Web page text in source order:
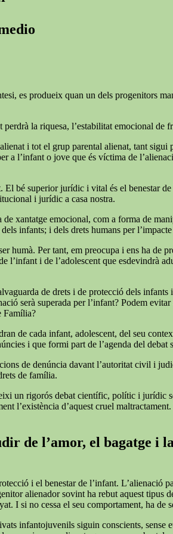
es produeix quan un dels progenitors
la riquesa, l’estabilitat emocional
i tot el grup parental alienat, tant
a l’infant o jove que és víctima de
bé superior jurídic i vital és el benestar
i jurídic a casa nostra.
xantatge emocional, com a forma de
infants; i dels drets humans per
humà. Per tant, em preocupa i ens ha de
i de l’adolescent que esdevindrà
de drets i de protecció dels
serà superada per l’infant? Podem
Família?
de cada infant, adolescent, del seu
i que formi part de l’agenda del
de denúncia davant l’autoritat civil i
de família.
un rigorós debat científic, polític i jurídic
l’existència d’aquest cruel
de l’amor, el bagatge i
i el benestar de l’infant. L’alienació
alienador sovint ha rebut aquest tipus
I si no cessa el seu comportament, ha de
infantojuvenils siguin conscients,